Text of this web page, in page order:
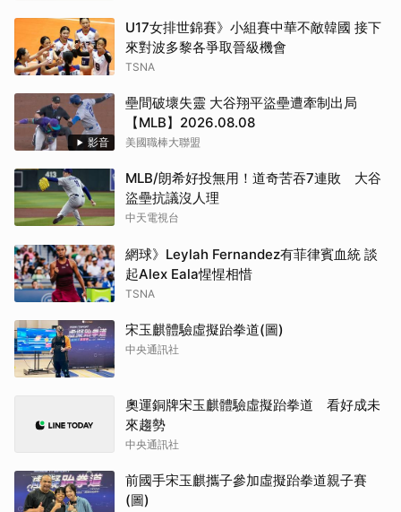
U17女排世錦賽》小組賽中華不敵韓國 接下
來對波多黎各爭取晉級機會
TSNA
影音
壘間破壞失靈 大谷翔平盜壘遭牽制出局
【MLB】2026.08.08
美國職棒大聯盟
MLB/朗希好投無用！道奇苦吞7連敗 大谷
盜壘抗議沒人理
中天電視台
網球》Leylah Fernandez有菲律賓血統 談
起Alex Eala惺惺相惜
TSNA
宋玉麒體驗虛擬跆拳道(圖)
中央通訊社
奧運銅牌宋玉麒體驗虛擬跆拳道 看好成未
來趨勢
中央通訊社
前國手宋玉麒攜子參加虛擬跆拳道親子賽
(圖)